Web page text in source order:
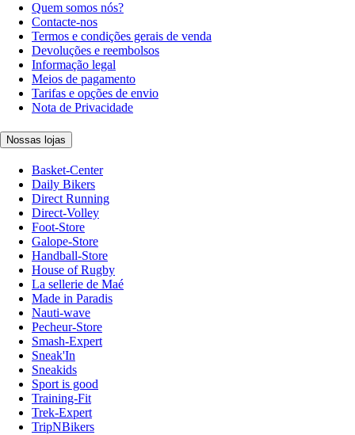
Quem somos nós?
Contacte-nos
Termos e condições gerais de venda
Devoluções e reembolsos
Informação legal
Meios de pagamento
Tarifas e opções de envio
Nota de Privacidade
Nossas lojas
Basket-Center
Daily Bikers
Direct Running
Direct-Volley
Foot-Store
Galope-Store
Handball-Store
House of Rugby
La sellerie de Maé
Made in Paradis
Nauti-wave
Pecheur-Store
Smash-Expert
Sneak'In
Sneakids
Sport is good
Training-Fit
Trek-Expert
TripNBikers